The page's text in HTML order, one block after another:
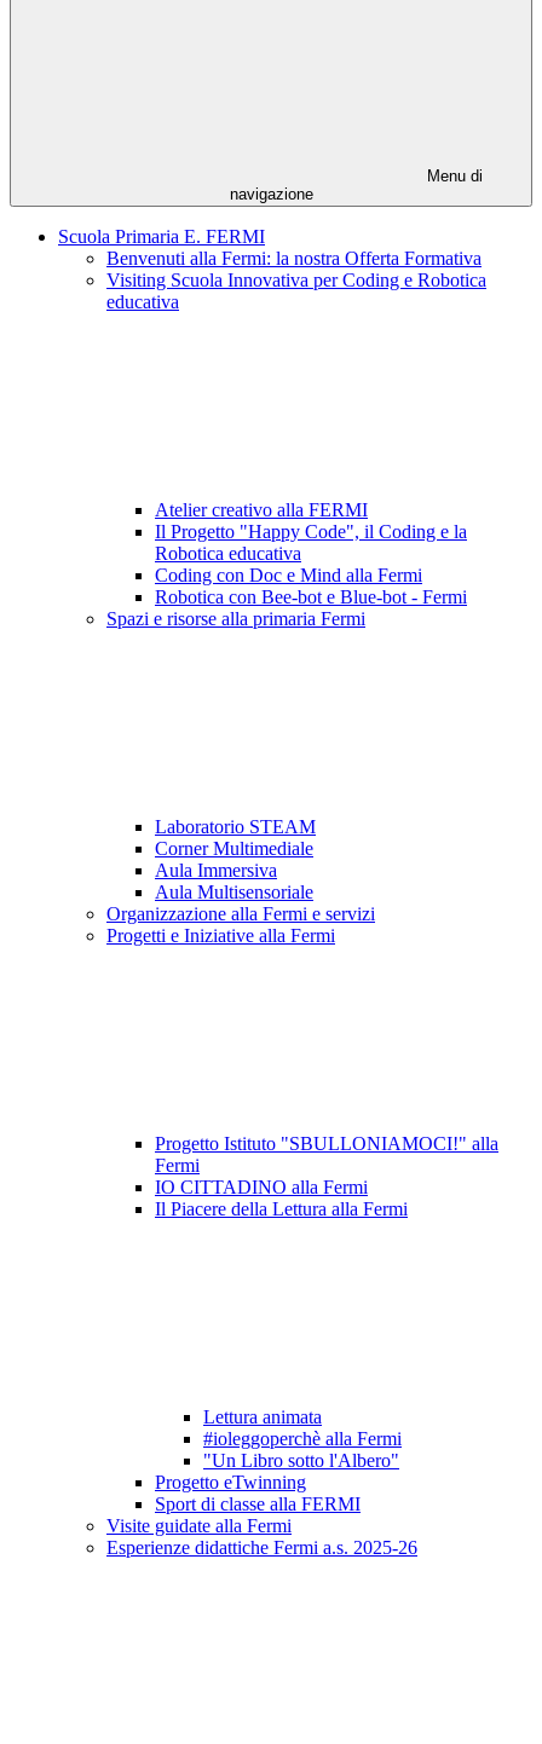
Menu di
navigazione
Scuola Primaria E. FERMI
Benvenuti alla Fermi: la nostra Offerta Formativa
Visiting Scuola Innovativa per Coding e Robotica
educativa
Atelier creativo alla FERMI
Il Progetto "Happy Code", il Coding e la
Robotica educativa
Coding con Doc e Mind alla Fermi
Robotica con Bee-bot e Blue-bot - Fermi
Spazi e risorse alla primaria Fermi
Laboratorio STEAM
Corner Multimediale
Aula Immersiva
Aula Multisensoriale
Organizzazione alla Fermi e servizi
Progetti e Iniziative alla Fermi
Progetto Istituto "SBULLONIAMOCI!" alla
Fermi
IO CITTADINO alla Fermi
Il Piacere della Lettura alla Fermi
Lettura animata
#ioleggoperchè alla Fermi
"Un Libro sotto l'Albero"
Progetto eTwinning
Sport di classe alla FERMI
Visite guidate alla Fermi
Esperienze didattiche Fermi a.s. 2025-26